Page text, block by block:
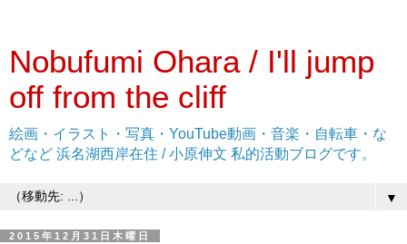
Nobufumi Ohara / I'll jump
off from the cliff
絵画・イラスト・写真・YouTube動画・音楽・自転車・な
どなど 浜名湖西岸在住 / 小原伸文 私的活動ブログです。
▼
2015年12月31日木曜日